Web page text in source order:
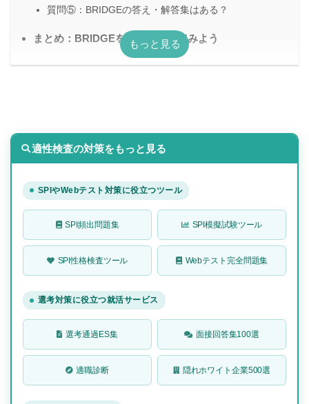
質問⑤：BRIDGEの答え・解答集はある？
まとめ：BRIDGEを一度受験してみよう
適性検査の対策をもっと見る
SPIやWebテスト対策に役立つツール
SPI頻出問題集 SPI模擬試験ツール
SPI性格検査ツール Webテスト完全問題集
選考対策に役立つ就活サービス
選考通過ES集 面接回答集100選
適職診断 隠れホワイト企業500選